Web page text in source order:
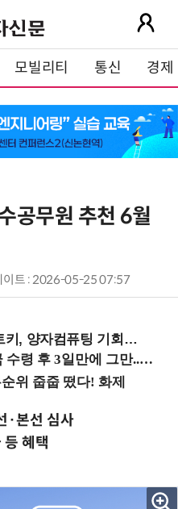
모빌리티 통신 경제
공무원 추천 6월
이트 : 2026-05-25 07:57
회를 선점하라! (8/28 강남역)
·본선 심사
혜택